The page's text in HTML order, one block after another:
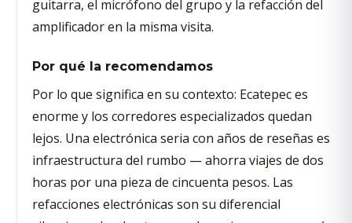
guitarra, el micrófono del grupo y la refacción del
amplificador en la misma visita.
Por qué la recomendamos
Por lo que significa en su contexto: Ecatepec es
enorme y los corredores especializados quedan
lejos. Una electrónica seria con años de reseñas es
infraestructura del rumbo — ahorra viajes de dos
horas por una pieza de cincuenta pesos. Las
refacciones electrónicas son su diferencial